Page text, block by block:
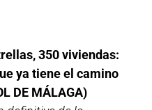
350 viviendas:
ya tiene el camino
DE MÁLAGA)